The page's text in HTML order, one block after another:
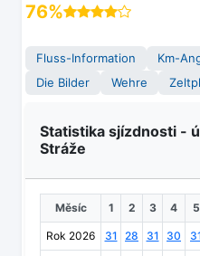
76%
Fluss-Information Km-
Die Bilder
Wehre
Statistika sjízdnosti -
Stráže
Měsíc 1 2 3 4 5
Rok 2026 31 28 31 30